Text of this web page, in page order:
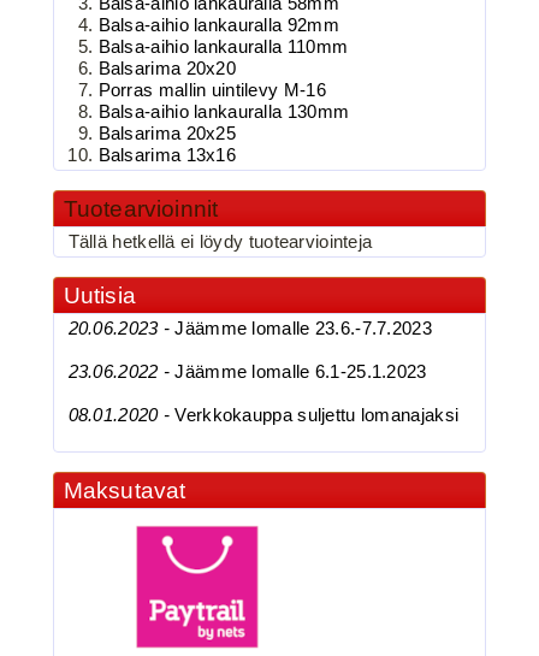
Kolmihaarakoukku N.4
3.90€
Kolmihaarakoukku N.6
Balsa-aihio lankauralla 92mm
Balsa-aihio lankauralla 110mm
Balsarima 20x20
Porras mallin uintilevy M-16
Balsa-aihio lankauralla 130mm
Balsarima 20x25
Balsarima 13x16
Tuotearvioinnit
Tällä hetkellä ei löydy tuotearviointeja
Uutisia
20.06.2023 -Jäämme lomalle 23.6.-7.7.2023
23.06.2022 -Jäämme lomalle 6.1-25.1.2023
08.01.2020 -Verkkokauppa suljettu lomanajaksi
Maksutavat